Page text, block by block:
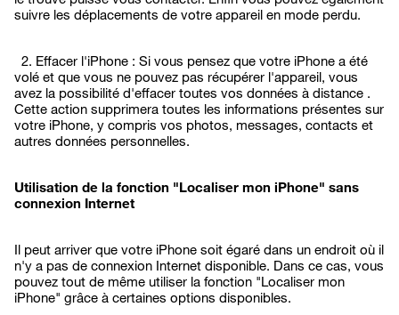
suivre les déplacements de votre appareil en mode perdu.
2. Effacer l'iPhone : Si vous pensez que votre iPhone a été
volé et que vous ne pouvez pas récupérer l'appareil, vous
avez la possibilité d'effacer toutes vos données à distance .
Cette action supprimera toutes les informations présentes sur
votre iPhone, y compris vos photos, messages, contacts et
autres données personnelles.
Utilisation de la fonction "Localiser mon iPhone" sans
connexion Internet
Il peut arriver que votre iPhone soit égaré dans un endroit où il
n'y a pas de connexion Internet disponible. Dans ce cas, vous
pouvez tout de même utiliser la fonction "Localiser mon
iPhone" grâce à certaines options disponibles.